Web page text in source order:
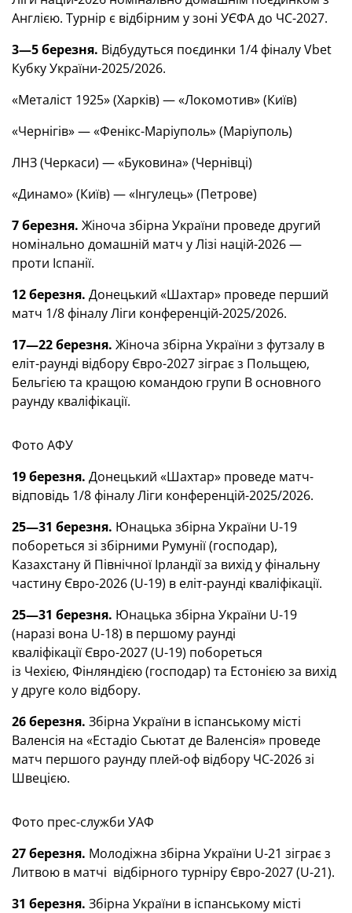
Англією. Турнір є відбірним у зоні УЄФА до ЧС-2027.
3—5 березня. Відбудуться поєдинки 1/4 фіналу Vbet
Кубку України-2025/2026.
«Металіст 1925» (Харків) — «Локомотив» (Київ)
«Чернігів» — «Фенікс-Маріуполь» (Маріуполь)
ЛНЗ (Черкаси) — «Буковина» (Чернівці)
«Динамо» (Київ) — «Інгулець» (Петрове)
7 березня. Жіноча збірна України проведе другий
номінально домашній матч у Лізі націй-2026 —
проти Іспанії.
12 березня. Донецький «Шахтар» проведе перший
матч 1/8 фіналу Ліги конференцій-2025/2026.
17—22 березня. Жіноча збірна України з футзалу в
еліт-раунді відбору Євро-2027 зіграє з Польщею,
Бельгією та кращою командою групи В основного
раунду кваліфікації.
Фото АФУ
19 березня. Донецький «Шахтар» проведе матч-
відповідь 1/8 фіналу Ліги конференцій-2025/2026.
25—31 березня. Юнацька збірна України U-19
побореться зі збірними Румунії (господар),
Казахстану й Північної Ірландії за вихід у фінальну
частину Євро-2026 (U-19) в еліт-раунді кваліфікації.
25—31 березня. Юнацька збірна України U-19
(наразі вона U-18) в першому раунді
кваліфікації Євро-2027 (U-19) побореться
із Чехією, Фінляндією (господар) та Естонією за вихід
у друге коло відбору.
26 березня. Збірна України в іспанському місті
Валенсія на «Естадіо Сьютат де Валенсія» проведе
матч першого раунду плей-оф відбору ЧС-2026 зі
Швецією.
Фото прес-служби УАФ
27 березня. Молодіжна збірна України U-21 зіграє з
Литвою в матчі відбірного турніру Євро-2027 (U-21).
31 березня. Збірна України в іспанському місті